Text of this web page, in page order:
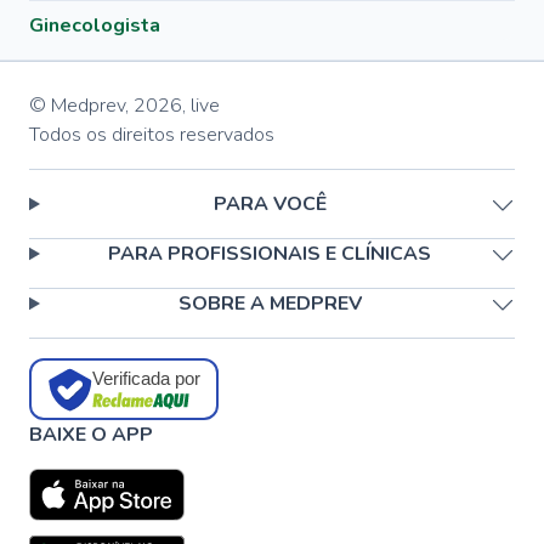
Ginecologista
© Medprev, 2026, live
Todos os direitos reservados
PARA VOCÊ
PARA PROFISSIONAIS E CLÍNICAS
SOBRE A MEDPREV
Verificada por
BAIXE O APP